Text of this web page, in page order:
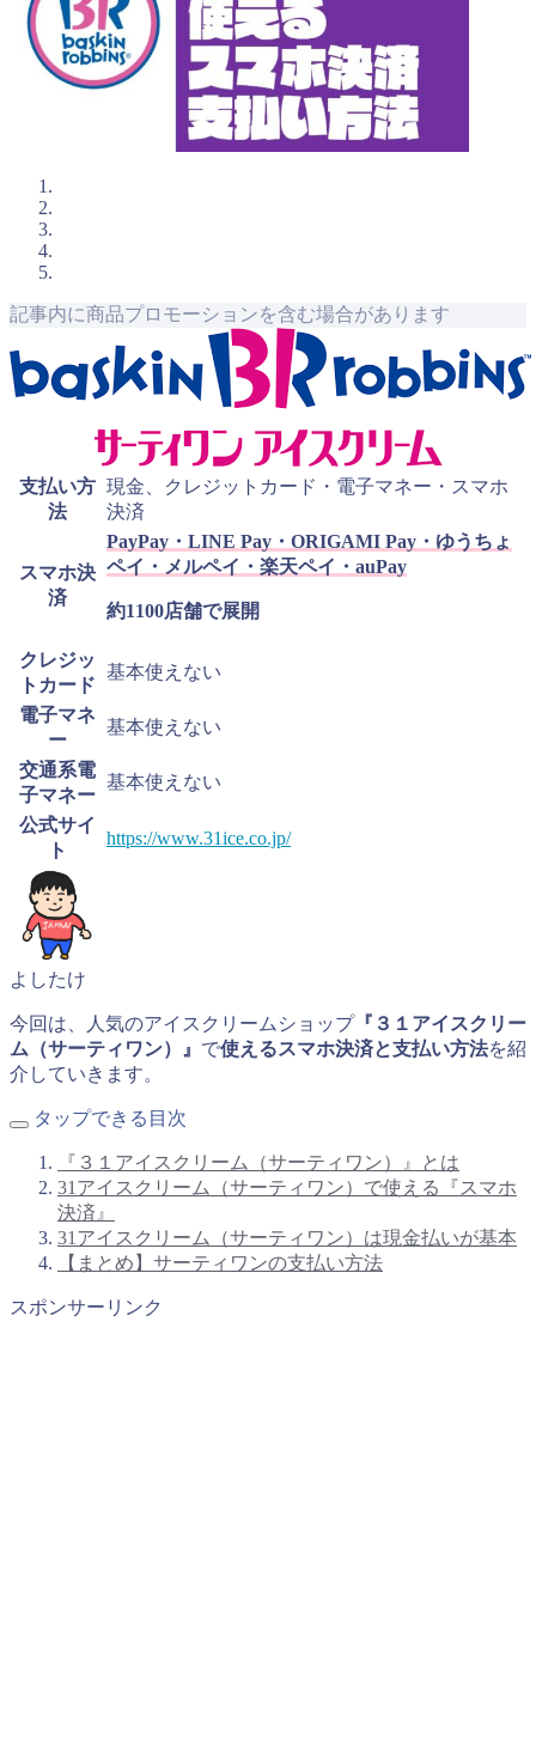
記事内に商品プロモーションを含む場合があります
支払い方
法
現金、クレジットカード・電子マネー・スマホ
決済
スマホ決
済
PayPay・LINE Pay・ORIGAMI Pay・ゆうちょ
ペイ・メルペイ・楽天ペイ・auPay
約1100店舗で展開
クレジッ
トカード
基本使えない
電子マネ
ー
基本使えない
交通系電
子マネー
基本使えない
公式サイ
ト
https://www.31ice.co.jp/
よしたけ
今回は、人気のアイスクリームショップ『３１アイスクリー
ム（サーティワン）』 で使えるスマホ決済と支払い方法を紹
介していきます。
タップできる目次
『３１アイスクリーム（サーティワン）』とは
31アイスクリーム（サーティワン）で使える『スマホ
決済』
31アイスクリーム（サーティワン）は現金払いが基本
【まとめ】サーティワンの支払い方法
スポンサーリンク